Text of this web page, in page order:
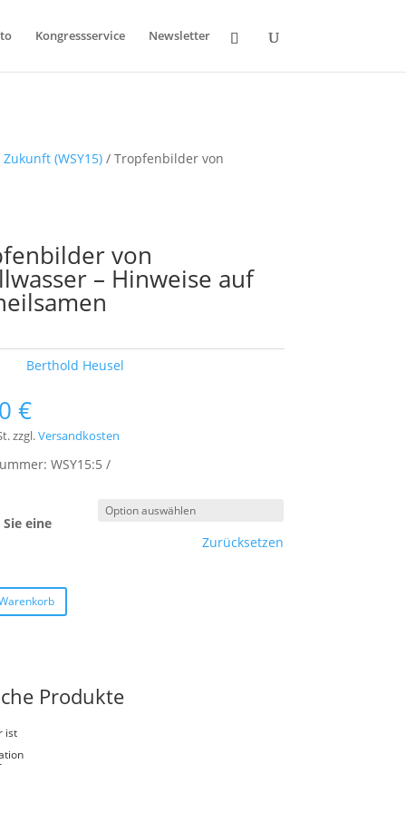
Kongressservice Newsletter
(WSY15)/ Tropfenbilder von
von
– Hinweise auf
Berthold Heusel
€
zzgl.Versandkosten
WSY15:5
eine
Zurücksetzen
Produkte
ist